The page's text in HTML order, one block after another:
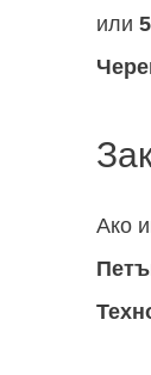
или
Ако